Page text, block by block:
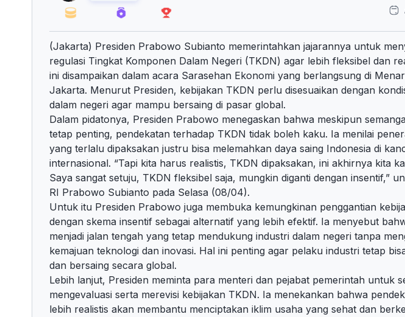
(Jakarta) Presiden Prabowo Subianto memerintahkan jajarannya untuk
regulasi Tingkat Komponen Dalam Negeri (TKDN) agar lebih fleksibel dan
ini disampaikan dalam acara Sarasehan Ekonomi yang berlangsung di
Jakarta. Menurut Presiden, kebijakan TKDN perlu disesuaikan dengan
dalam negeri agar mampu bersaing di pasar global.
Dalam pidatonya, Presiden Prabowo menegaskan bahwa meskipun
tetap penting, pendekatan terhadap TKDN tidak boleh kaku. Ia menilai
yang terlalu dipaksakan justru bisa melemahkan daya saing Indonesia di
internasional. “Tapi kita harus realistis, TKDN dipaksakan, ini akhirnya kita
Saya sangat setuju, TKDN fleksibel saja, mungkin diganti dengan insentif,”
RI Prabowo Subianto pada Selasa (08/04).
Untuk itu Presiden Prabowo juga membuka kemungkinan penggantian
dengan skema insentif sebagai alternatif yang lebih efektif. Ia menyebut
menjadi jalan tengah yang tetap mendukung industri dalam negeri tanpa
kemajuan teknologi dan inovasi. Hal ini penting agar pelaku industri tetap
dan bersaing secara global.
Lebih lanjut, Presiden meminta para menteri dan pejabat pemerintah untuk
mengevaluasi serta merevisi kebijakan TKDN. Ia menekankan bahwa
lebih realistis akan membantu menciptakan iklim usaha yang sehat dan